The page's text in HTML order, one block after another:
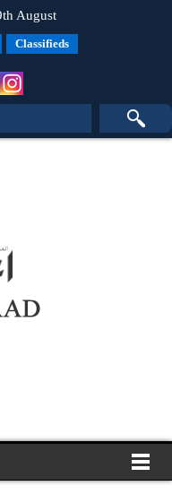
August
Classifieds